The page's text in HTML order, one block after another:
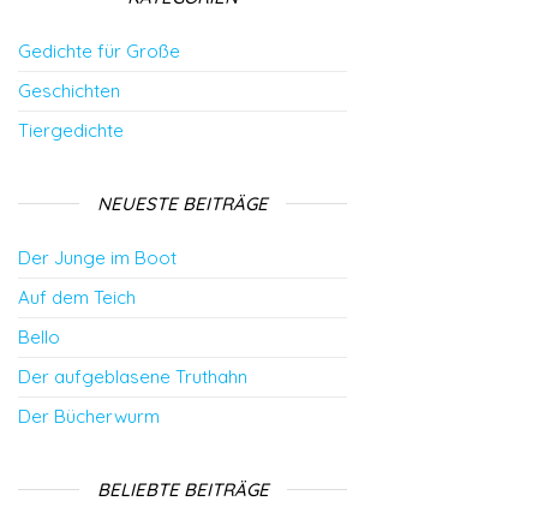
Gedichte für Große
Geschichten
Tiergedichte
NEUESTE BEITRÄGE
Der Junge im Boot
Auf dem Teich
Bello
Der aufgeblasene Truthahn
Der Bücherwurm
BELIEBTE BEITRÄGE